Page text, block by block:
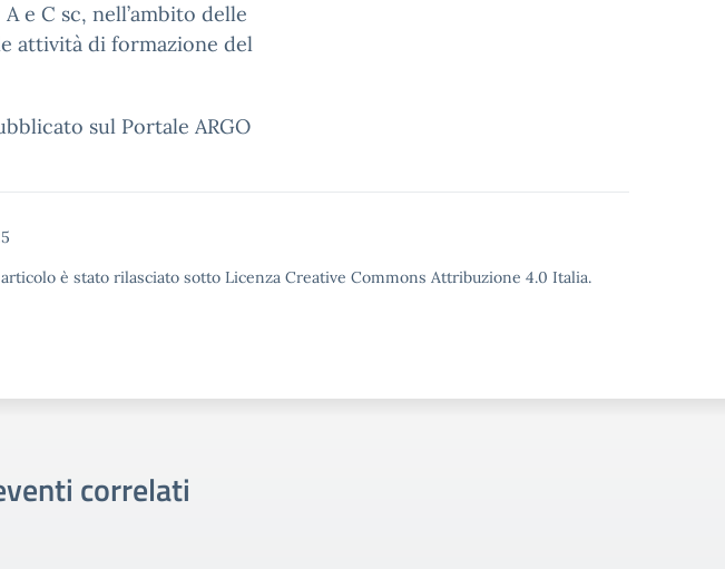
e C sc, nell’ambito delle
attività di formazione del
sul Portale ARGO
è stato rilasciato sotto Licenza Creative Commons Attribuzione 4.0 Italia.
correlati